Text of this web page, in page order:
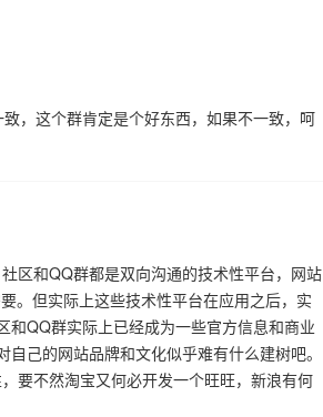
，这个群肯定是个好东西，如果不一致，呵
区和QQ群都是双向沟通的技术性平台，网站
。但实际上这些技术性平台在应用之后，实
QQ群实际上已经成为一些官方信息和商业
己的网站品牌和文化似乎难有什么建树吧。
要不然淘宝又何必开发一个旺旺，新浪有何